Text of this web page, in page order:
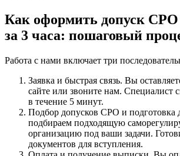
Как оформить допуск СРО
за 3 часа: пошаговый
Работа с нами включает три
Заявка и быстрая связь. Вы
сайте или звоните нам. Специалист
в течение 5 минут.
Подбор допусков СРО и
подбираем подходящую
организацию под ваши задачи.
документов для вступления.